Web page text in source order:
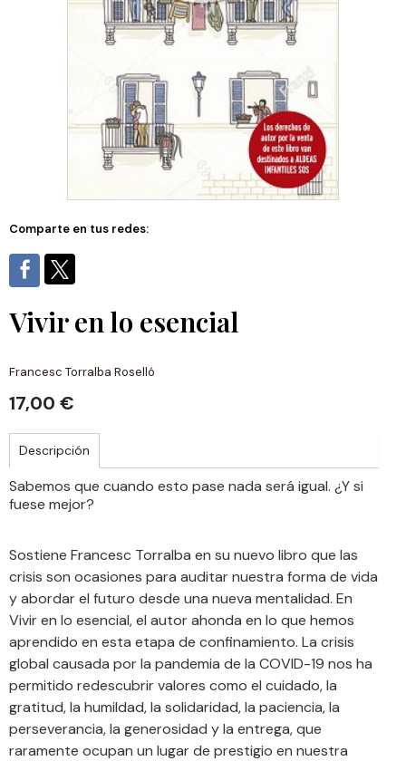
Comparte en tus redes:
Vivir en lo esencial
Francesc Torralba Roselló
17,00 €
Descripción
Sabemos que cuando esto pase nada será igual. ¿Y si
fuese mejor?
Sostiene Francesc Torralba en su nuevo libro que las
crisis son ocasiones para auditar nuestra forma de vida
y abordar el futuro desde una nueva mentalidad. En
Vivir en lo esencial, el autor ahonda en lo que hemos
aprendido en esta etapa de confinamiento. La crisis
global causada por la pandemia de la COVID-19 nos ha
permitido redescubrir valores como el cuidado, la
gratitud, la humildad, la solidaridad, la paciencia, la
perseverancia, la generosidad y la entrega, que
raramente ocupan un lugar de prestigio en nuestra